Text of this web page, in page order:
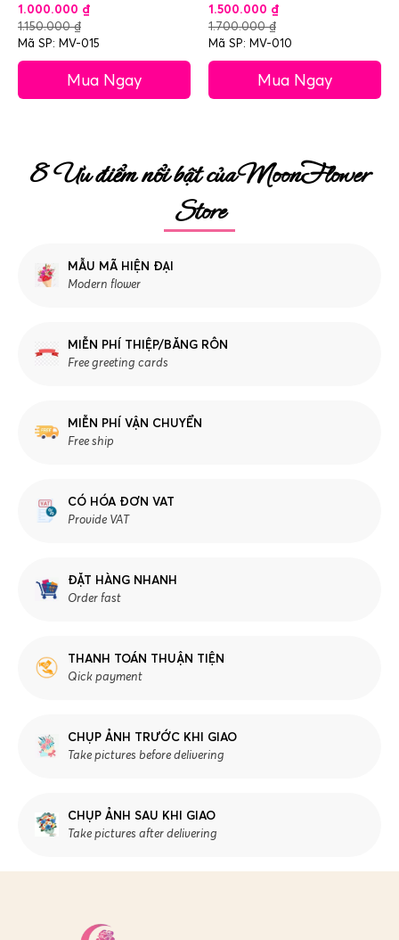
1.000.000 ₫
1.150.000₫
Mã SP: MV-015
Mua Ngay
1.500.000 ₫
1.700.000₫
Mã SP: MV-010
Mua Ngay
8 Ưu điểm nổi bật của MoonFlower
Store
MẪU MÃ HIỆN ĐẠI
Modern flower
MIỄN PHÍ THIỆP/BĂNG RÔN
Free greeting cards
MIỄN PHÍ VẬN CHUYỂN
Free ship
CÓ HÓA ĐƠN VAT
Provide VAT
ĐẶT HÀNG NHANH
Order fast
THANH TOÁN THUẬN TIỆN
Qick payment
CHỤP ẢNH TRƯỚC KHI GIAO
Take pictures before delivering
CHỤP ẢNH SAU KHI GIAO
Take pictures after delivering